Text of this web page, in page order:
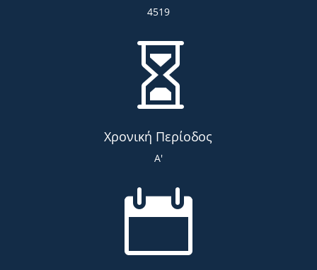
4519

Χρονική Περίοδος
Α'
